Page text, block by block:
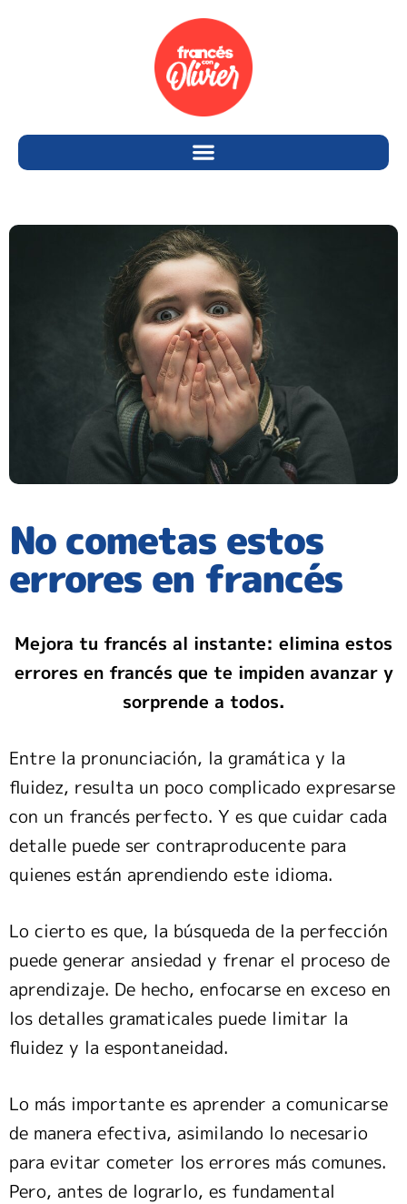
No cometas estos
errores en francés
Mejora tu francés al instante: elimina estos
errores en francés que te impiden avanzar y
sorprende a todos.
Entre la pronunciación, la gramática y la
fluidez, resulta un poco complicado expresarse
con un francés perfecto. Y es que cuidar cada
detalle puede ser contraproducente para
quienes están aprendiendo este idioma.
Lo cierto es que, la búsqueda de la perfección
puede generar ansiedad y frenar el proceso de
aprendizaje. De hecho, enfocarse en exceso en
los detalles gramaticales puede limitar la
fluidez y la espontaneidad.
Lo más importante es aprender a comunicarse
de manera efectiva, asimilando lo necesario
para evitar cometer los errores más comunes.
Pero, antes de lograrlo, es fundamental